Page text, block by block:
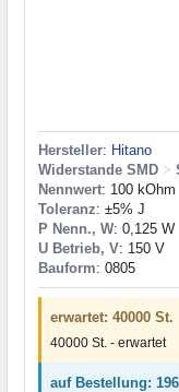
Hersteller: Hitano
Widerstande SMD >
Nennwert: 100 kOhm
Toleranz: ±5% J
P Nenn., W: 0,125 W
U Betrieb, V: 150 V
Bauform: 0805
erwartet: 40000 St.
40000 St. - erwartet
auf Bestellung: